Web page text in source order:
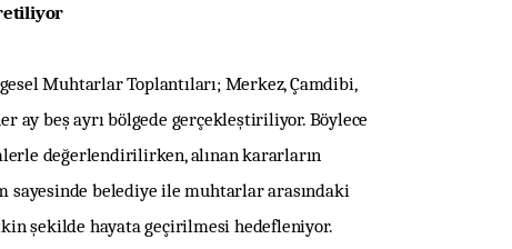
Muhtarlar Toplantıları; Merkez, Çamdibi,
ay beş ayrı bölgede gerçekleştiriliyor. Böylece
değerlendirilirken, alınan kararların
sayesinde belediye ile muhtarlar arasındaki
şekilde hayata geçirilmesi hedefleniyor.